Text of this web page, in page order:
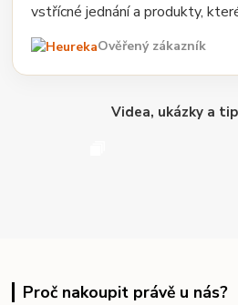
vstřícné jednání a produkty,
Ověřený zákazník
Videa, ukázky a
Proč nakoupit právě u nás?